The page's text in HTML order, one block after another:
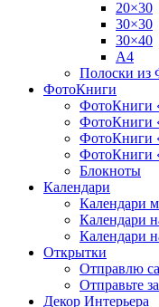
20×30
30×30
30×40
A4
Полоски из
ФотоКниги
ФотоКниги
ФотоКниги
ФотоКниги
ФотоКниги
Блокноты
Календари
Календари
Календари
Календари
Открытки
Отправлю
Отправьте
Декор Интерьера